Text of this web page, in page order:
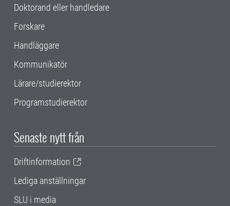
Doktorand eller handledare
Forskare
Handläggare
Kommunikatör
Lärare/studierektor
Programstudierektor
Senaste nytt från
Driftinformation
Lediga anställningar
SLU i media